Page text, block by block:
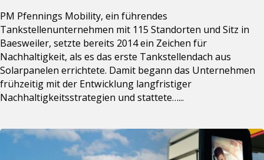
PM Pfennings Mobility, ein führendes
Tankstellenunternehmen mit 115 Standorten und Sitz in
Baesweiler, setzte bereits 2014 ein Zeichen für
Nachhaltigkeit, als es das erste Tankstellendach aus
Solarpanelen errichtete. Damit begann das Unternehmen
frühzeitig mit der Entwicklung langfristiger
Nachhaltigkeitsstrategien und stattete…...